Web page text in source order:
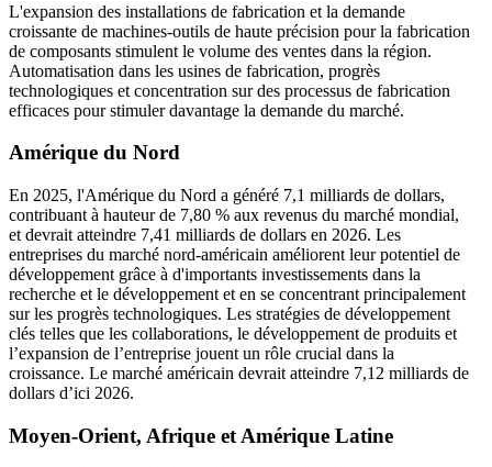
L'expansion des installations de fabrication et la demande
croissante de machines-outils de haute précision pour la fabrication
de composants stimulent le volume des ventes dans la région.
Automatisation dans les usines de fabrication, progrès
technologiques et concentration sur des processus de fabrication
efficaces pour stimuler davantage la demande du marché.
Amérique du Nord
En 2025, l'Amérique du Nord a généré 7,1 milliards de dollars,
contribuant à hauteur de 7,80 % aux revenus du marché mondial,
et devrait atteindre 7,41 milliards de dollars en 2026. Les
entreprises du marché nord-américain améliorent leur potentiel de
développement grâce à d'importants investissements dans la
recherche et le développement et en se concentrant principalement
sur les progrès technologiques. Les stratégies de développement
clés telles que les collaborations, le développement de produits et
l’expansion de l’entreprise jouent un rôle crucial dans la
croissance. Le marché américain devrait atteindre 7,12 milliards de
dollars d’ici 2026.
Moyen-Orient, Afrique et Amérique Latine